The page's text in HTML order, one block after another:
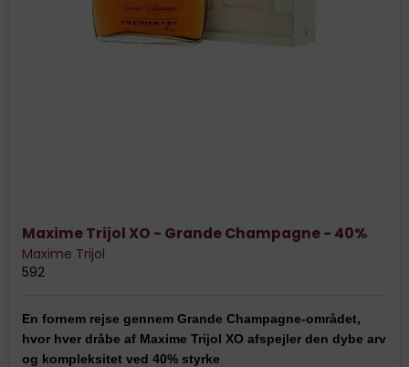
Maxime Trijol XO - Grande Champagne - 40%
Maxime Trijol
592
En fornem rejse gennem Grande Champagne-området,
hvor hver dråbe af Maxime Trijol XO afspejler den dybe arv
og kompleksitet ved 40% styrke